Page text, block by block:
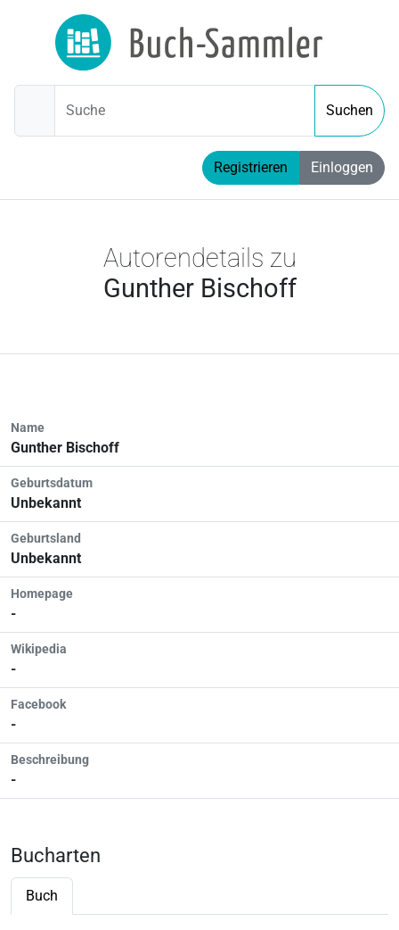
Suche Suchen
Registrieren Einloggen
Autorendetails zu
Gunther Bischoff
Name
Gunther Bischoff
Geburtsdatum
Unbekannt
Geburtsland
Unbekannt
Homepage
-
Wikipedia
-
Facebook
-
Beschreibung
-
Bucharten
Buch